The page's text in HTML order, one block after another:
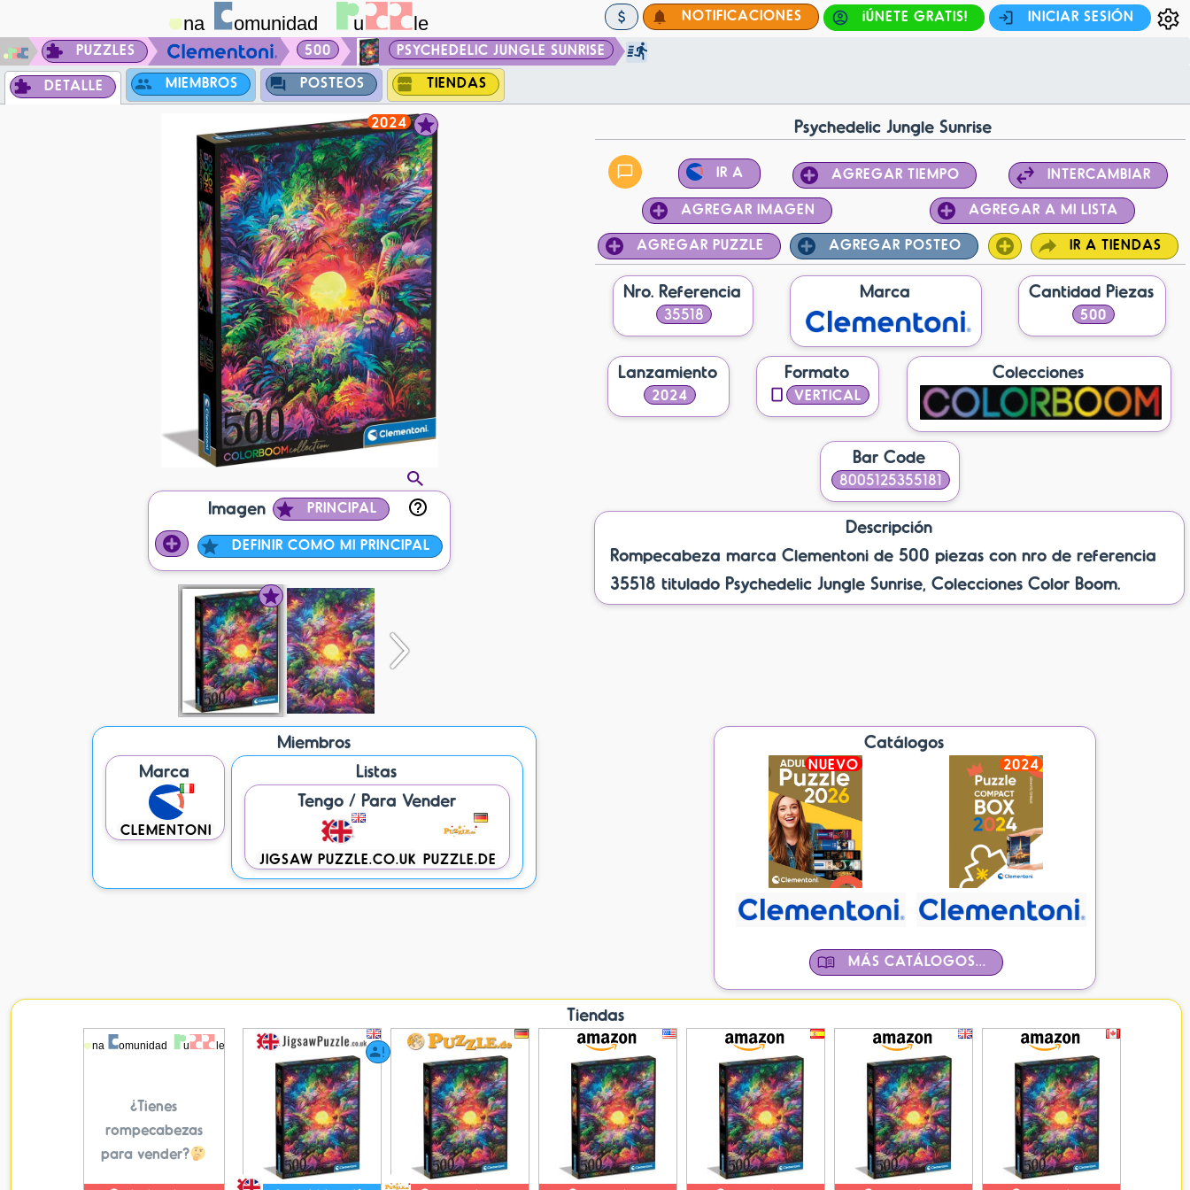
NOTIFICACIONES ¡ÚNETE GRATIS!
INICIAR SESIÓN
PUZZLES
500 PSYCHEDELIC JUNGLE SUNRISE
DETALLE MIEMBROS POSTEOS TIENDAS
2024
Imagen PRINCIPAL
DEFINIR COMO MI PRINCIPAL
Psychedelic Jungle Sunrise
IR A AGREGAR TIEMPO INTERCAMBIAR
AGREGAR IMAGEN AGREGAR A MI LISTA
AGREGAR PUZZLE AGREGAR POSTEO IR A TIENDAS
Nro. Referencia
35518
Marca Cantidad Piezas
500
Lanzamiento
2024
Formato
VERTICAL
Colecciones
Bar Code
8005125355181
Descripción
Rompecabeza marca Clementoni de 500 piezas con nro de referencia
35518 titulado Psychedelic Jungle Sunrise, Colecciones Color Boom.
Miembros
Marca
CLEMENTONI
Listas
Tengo / Para Vender
JIGSAW PUZZLE.CO.UK PUZZLE.DE
Catálogos
NUEVO 2024
MÁS CATÁLOGOS...
Tiendas
rompecabezas
para vender?